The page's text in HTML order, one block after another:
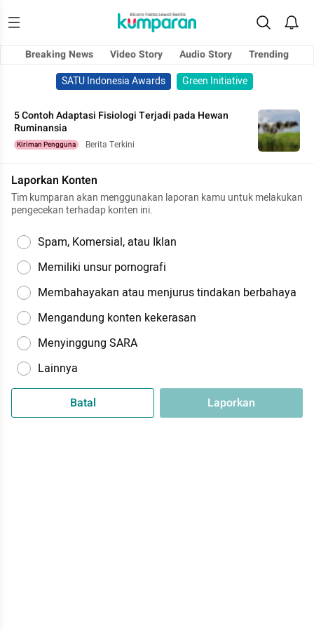
Breaking News Video Story Audio Story
Trending
SATU Indonesia Awards
Green Initiative
5 Contoh Adaptasi Fisiologi Terjadi pada Hewan
Ruminansia
Kiriman Pengguna Berita Terkini
Laporkan Konten
Tim kumparan akan menggunakan laporan kamu untuk melakukan
pengecekan terhadap konten ini.
Spam, Komersial, atau Iklan
Memiliki unsur pornografi
Membahayakan atau menjurus tindakan berbahaya
Mengandung konten kekerasan
Menyinggung SARA
Lainnya
Batal Laporkan